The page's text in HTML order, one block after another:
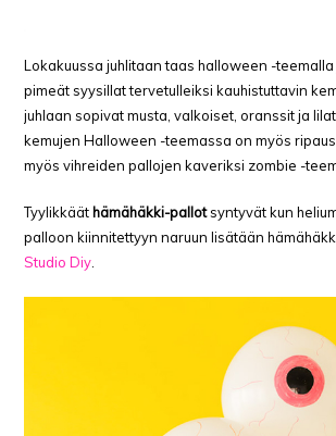
Lokakuussa juhlitaan taas halloween -
pimeät syysillat tervetulleiksi kauhistuttavin
juhlaan sopivat musta, valkoiset, oranssit ja
kemujen Halloween -teemassa on myös
myös vihreiden pallojen kaveriksi zombie -
Tyylikkäät hämähäkki-pallotsyntyvät kun
palloon kiinnitettyyn naruun lisätään
Studio Diy.